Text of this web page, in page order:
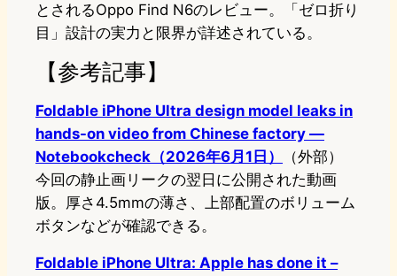
とされるOppo Find N6のレビュー。「ゼロ折り
目」設計の実力と限界が詳述されている。
【参考記事】
Foldable iPhone Ultra design model leaks in
hands-on video from Chinese factory —
Notebookcheck（2026年6月1日）
（外部）
今回の静止画リークの翌日に公開された動画
版。厚さ4.5mmの薄さ、上部配置のボリューム
ボタンなどが確認できる。
Foldable iPhone Ultra: Apple has done it –